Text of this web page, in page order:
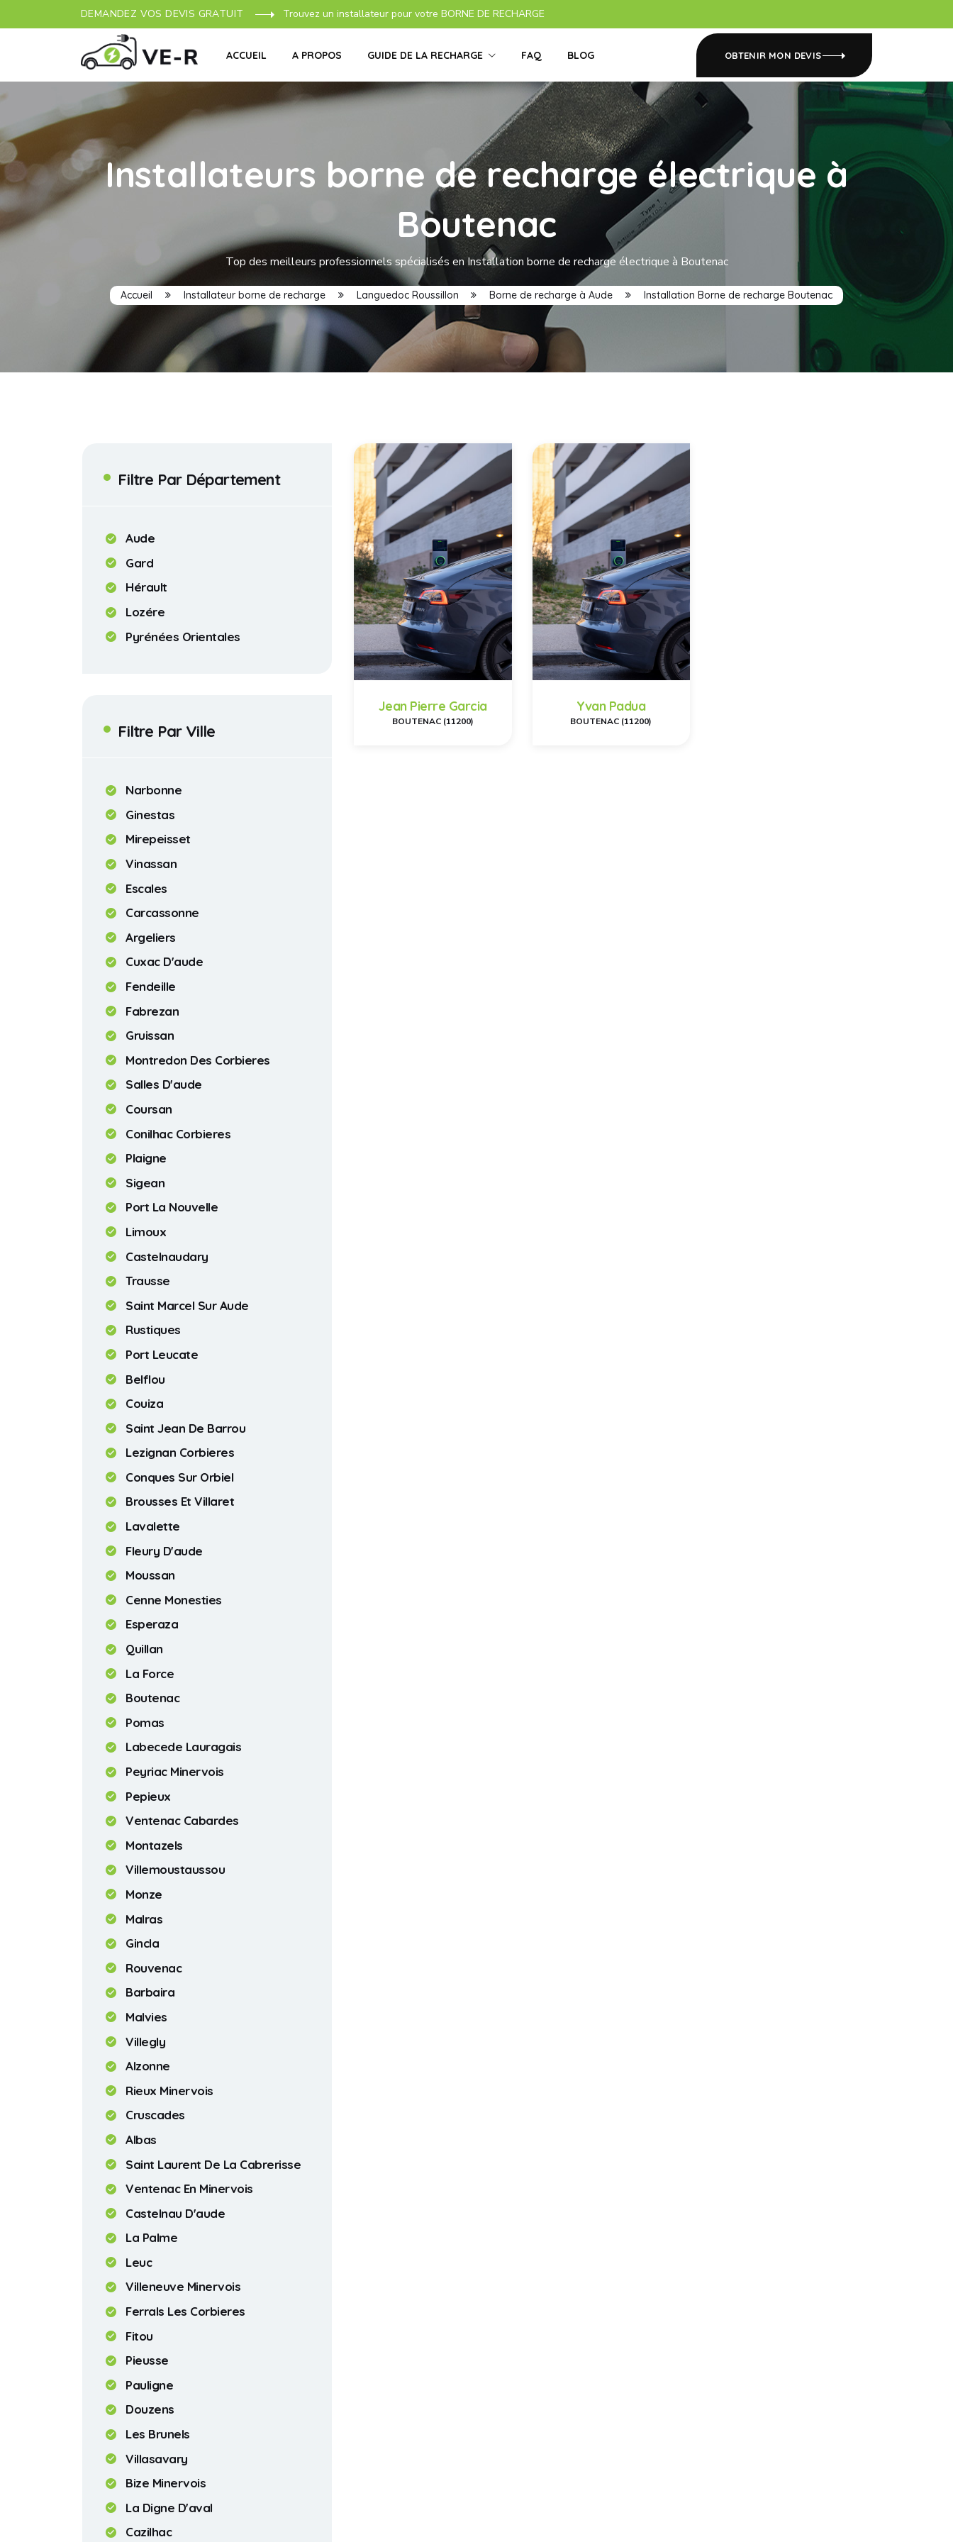
DEMANDEZ VOS DEVIS GRATUIT Trouvez un installateur pour votre BORNE DE RECHARGE
ACCUEIL A PROPOS GUIDE DE LA RECHARGE FAQ BLOG OBTENIR MON DEVIS
Installateurs borne de recharge électrique à
Boutenac
Top des meilleurs professionnels spécialisés en Installation borne de recharge électrique à Boutenac
Accueil Installateur borne de recharge Languedoc Roussillon Borne de recharge à Aude Installation Borne de recharge Boutenac
Filtre Par Département
Aude
Gard
Hérault
Lozére
Pyrénées Orientales
Filtre Par Ville
Narbonne
Ginestas
Mirepeisset
Vinassan
Escales
Carcassonne
Argeliers
Cuxac D'aude
Fendeille
Fabrezan
Gruissan
Montredon Des Corbieres
Salles D'aude
Coursan
Conilhac Corbieres
Plaigne
Sigean
Port La Nouvelle
Limoux
Castelnaudary
Trausse
Saint Marcel Sur Aude
Rustiques
Port Leucate
Belflou
Couiza
Saint Jean De Barrou
Lezignan Corbieres
Conques Sur Orbiel
Brousses Et Villaret
Lavalette
Fleury D'aude
Moussan
Cenne Monesties
Esperaza
Quillan
La Force
Boutenac
Pomas
Labecede Lauragais
Peyriac Minervois
Pepieux
Ventenac Cabardes
Montazels
Villemoustaussou
Monze
Malras
Gincla
Rouvenac
Barbaira
Malvies
Villegly
Alzonne
Rieux Minervois
Cruscades
Albas
Saint Laurent De La Cabrerisse
Ventenac En Minervois
Castelnau D'aude
La Palme
Leuc
Villeneuve Minervois
Ferrals Les Corbieres
Fitou
Pieusse
Pauligne
Douzens
Les Brunels
Villasavary
Bize Minervois
La Digne D'aval
Cazilhac
Jean Pierre Garcia
BOUTENAC (11200)
Yvan Padua
BOUTENAC (11200)